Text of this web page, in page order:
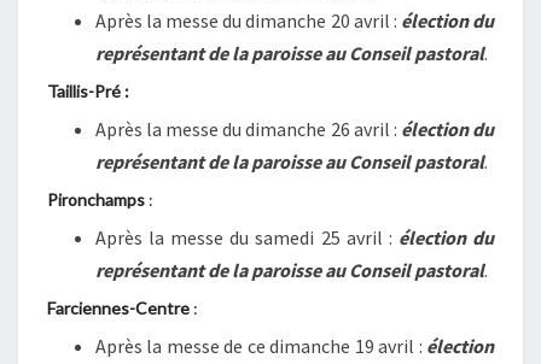
Après la messe du dimanche 20 avril : élection du
représentant de la paroisse au Conseil pastoral.
Taillis-Pré :
Après la messe du dimanche 26 avril : élection du
représentant de la paroisse au Conseil pastoral.
Pironchamps :
Après la messe du samedi 25 avril : élection du
représentant de la paroisse au Conseil pastoral.
Farciennes-Centre :
Après la messe de ce dimanche 19 avril : élection